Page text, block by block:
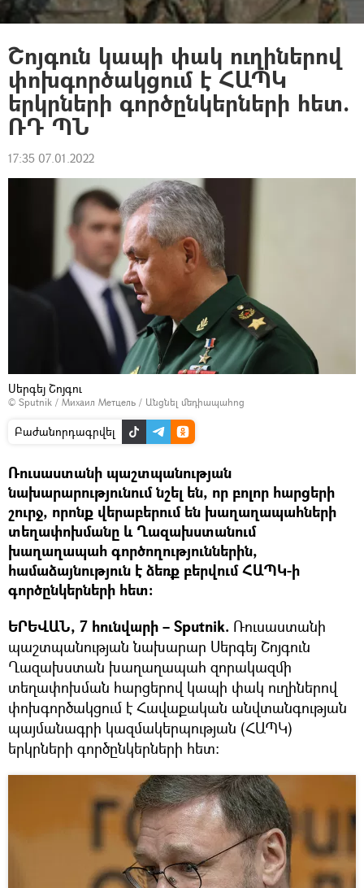
Շոյգուն կապի փակ ուղիներով
փոխգործակցում է ՀԱՊԿ
երկրների գործընկերների հետ.
ՌԴ ՊՆ
17:35 07.01.2022
Սերգեյ Շոյգու
© Sputnik / Михаил Метцель / Անցնել մեդիապահոց
Բաժանորդագրվել
Ռուսաստանի պաշտպանության
նախարարությունում նշել են, որ բոլոր հարցերի
շուրջ, որոնք վերաբերում են խաղաղապահների
տեղափոխմանը և Ղազախստանում
խաղաղապահ գործողություններին,
համաձայնություն է ձեռք բերվում ՀԱՊԿ-ի
գործընկերների հետ:
ԵՐԵՎԱՆ, 7 հունվարի – Sputnik. Ռուսաստանի
պաշտպանության նախարար Սերգեյ Շոյգուն
Ղազախստան խաղաղապահ զորակազմի
տեղափոխման հարցերով կապի փակ ուղիներով
փոխգործակցում է Հավաքական անվտանգության
պայմանագրի կազմակերպության (ՀԱՊԿ)
երկրների գործընկերների հետ: